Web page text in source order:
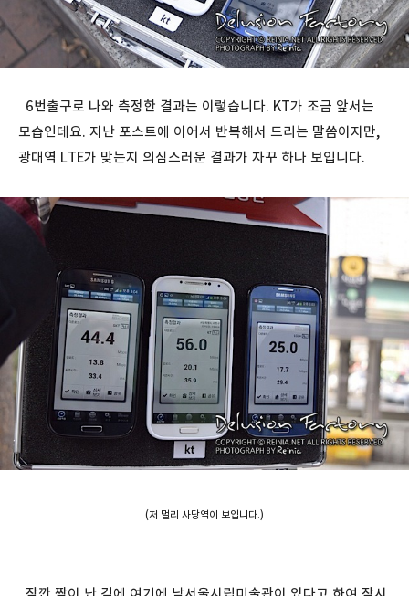
6번출구로 나와 측정한 결과는 이렇습니다. KT가 조금 앞서는
모습인데요. 지난 포스트에 이어서 반복해서 드리는 말씀이지만,
광대역 LTE가 맞는지 의심스러운 결과가 자꾸 하나 보입니다.
(저 멀리 사당역이 보입니다.)